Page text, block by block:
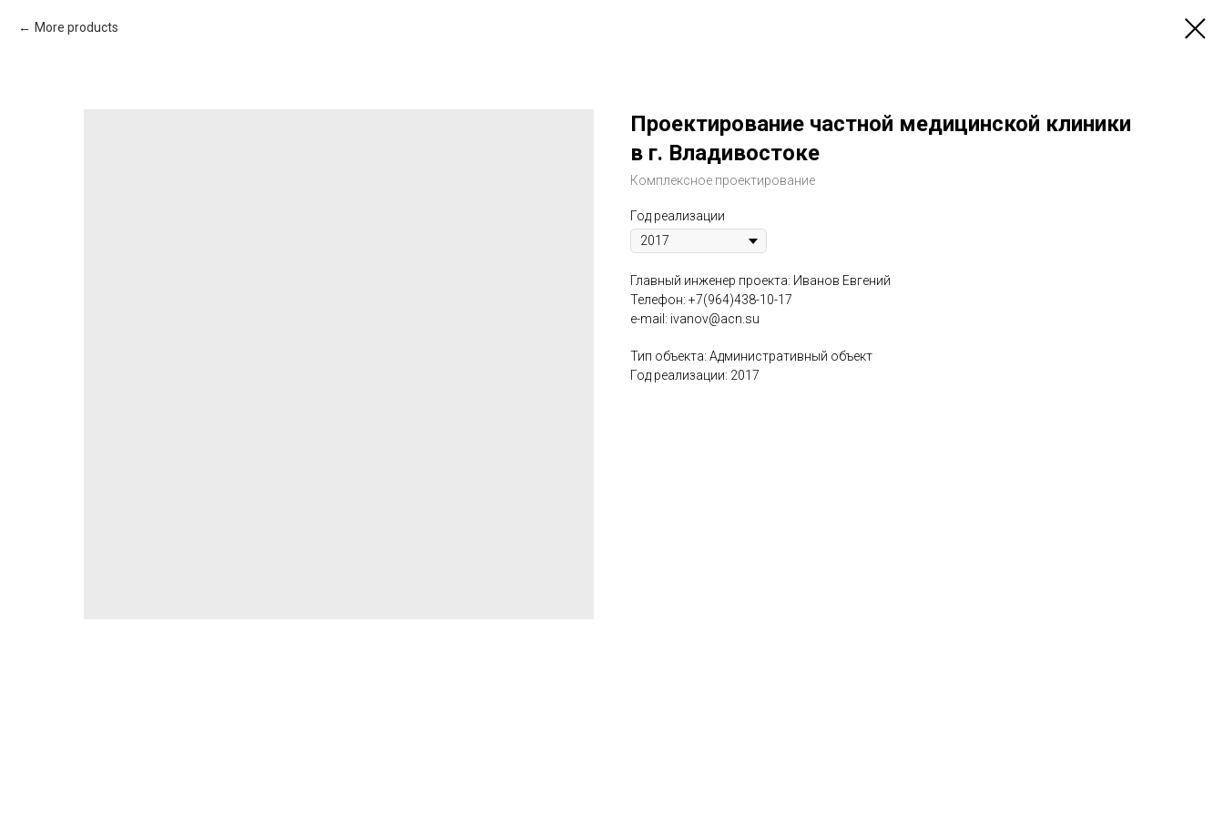
More products
Проектирование частной медицинской клиники
в г. Владивостоке
Комплексное проектирование
Год реализации
Главный инженер проекта: Иванов Евгений
Телефон: +7(964)438-10-17
e-mail: ivanov@acn.su
Тип объекта: Административный объект
Год реализации: 2017